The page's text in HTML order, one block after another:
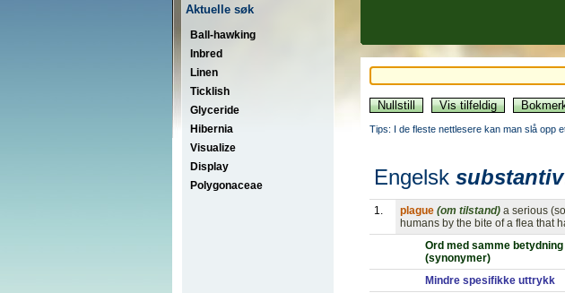
Aktuelle søk
Ball-hawking
Inbred
Linen
Ticklish
Glyceride
Hibernia
Visualize
Display
Polygonaceae
Tips: I de fleste nettlesere kan man slå opp
Engelsk substantiv
1. plague (om tilstand) a serious
humans by the bite of a flea that
Ord med samme betydning
(synonymer)
Mindre spesifikke uttrykk